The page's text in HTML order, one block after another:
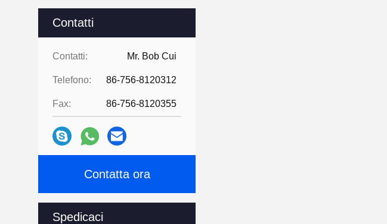
Contatti
Contatti: Mr. Bob Cui
Telefono: 86-756-8120312
Fax: 86-756-8120355
Contatta ora
Spedicaci